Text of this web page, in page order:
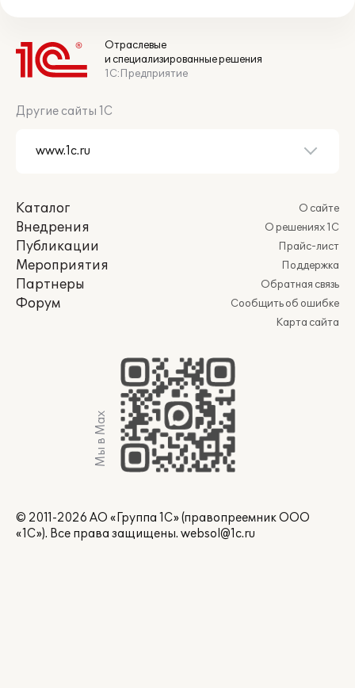
Отраслевые
и специализированные решения
1С:Предприятие
Другие сайты 1С
Каталог
Внедрения
Публикации
Мероприятия
Партнеры
Форум
О сайте
О решениях 1С
Прайс-лист
Поддержка
Обратная связь
Сообщить об ошибке
Карта сайта
Мы в Max
© 2011-2026 АО «Группа 1С» (правопреемник ООО
«1С»). Все права защищены. websol@1c.ru